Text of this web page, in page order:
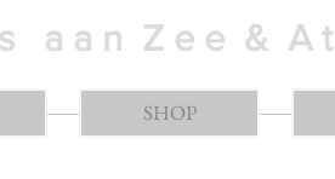
SHOP
s a a n Z e e & A